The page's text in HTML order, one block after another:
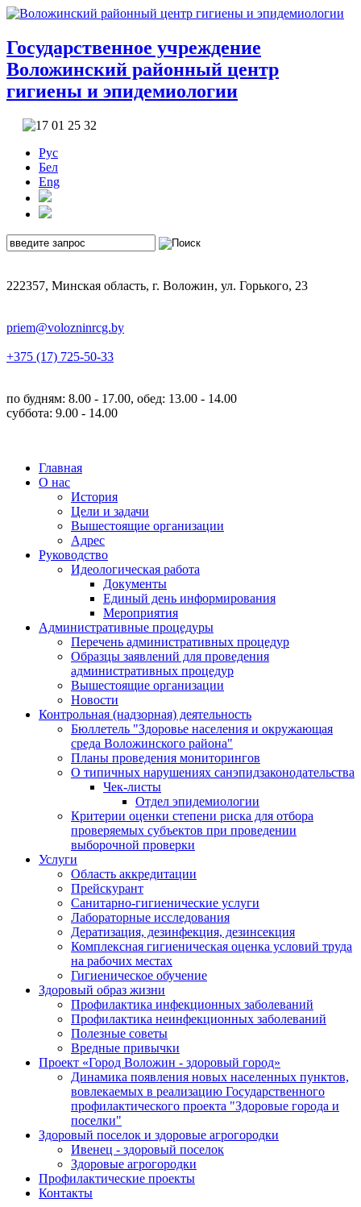
Государственное учреждение
Воложинский районный центр
гигиены и эпидемиологии
Рус
Бел
Eng
222357, Минская область, г. Воложин, ул. Горького, 23
priem@volozninrcg.by
+375 (17) 725-50-33
по будням: 8.00 - 17.00, обед: 13.00 - 14.00
суббота: 9.00 - 14.00
Главная
О нас
История
Цели и задачи
Вышестоящие организации
Адрес
Руководство
Идеологическая работа
Документы
Единый день информирования
Мероприятия
Административные процедуры
Перечень административных процедур
Образцы заявлений для проведения
административных процедур
Вышестоящие организации
Новости
Контрольная (надзорная) деятельность
Бюллетель "Здоровье населения и окружающая
среда Воложинского района"
Планы проведения мониторингов
О типичных нарушениях санэпидзаконодательства
Чек-листы
Отдел эпидемиологии
Критерии оценки степени риска для отбора
проверяемых субъектов при проведении
выборочной проверки
Услуги
Область аккредитации
Прейскурант
Санитарно-гигиенические услуги
Лабораторные исследования
Дератизация, дезинфекция, дезинсекция
Комплексная гигиеническая оценка условий труда
на рабочих местах
Гигиеническое обучение
Здоровый образ жизни
Профилактика инфекционных заболеваний
Профилактика неинфекционных заболеваний
Полезные советы
Вредные привычки
Проект «Город Воложин - здоровый город»
Динамика появления новых населенных пунктов,
вовлекаемых в реализацию Государственного
профилактического проекта "Здоровые города и
поселки"
Здоровый поселок и здоровые агрогородки
Ивенец - здоровый поселок
Здоровые агрогородки
Профилактические проекты
Контакты